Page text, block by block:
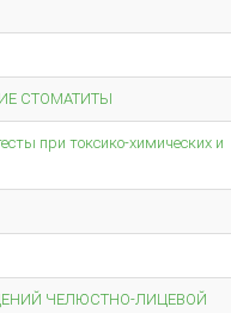
СТОМАТИТЫ
при токсико-химических и
ЧЕЛЮСТНО-ЛИЦЕВОЙ